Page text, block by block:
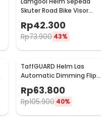
Skuter Road Bike Visor
Bicycle Helmet 4 Air Vent -
U10
Rp42.300
Rp73.900 43%
TaffGUARD Helm Las
Automatic Dimming Flip
Protective Mask Headlight
- HF10
Rp63.800
Rp105.900 40%